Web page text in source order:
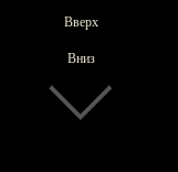
Вверх
Вниз